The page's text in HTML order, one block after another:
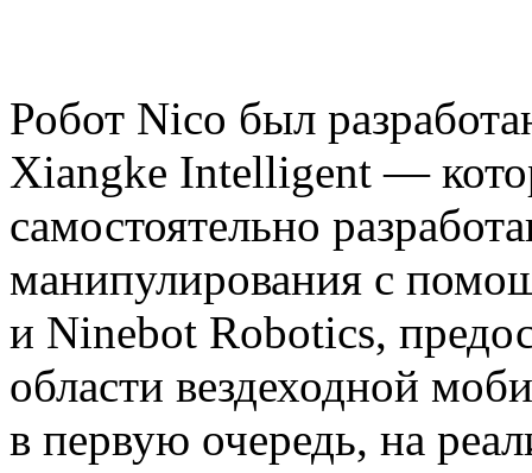
Робот Nico был
Xiangke Intelligent —
самостоятельно
манипулирования с
и Ninebot Robotics,
области вездеходной
в первую очередь, на